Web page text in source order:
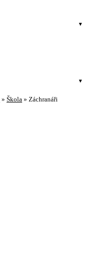
» Škola » Záchranáři